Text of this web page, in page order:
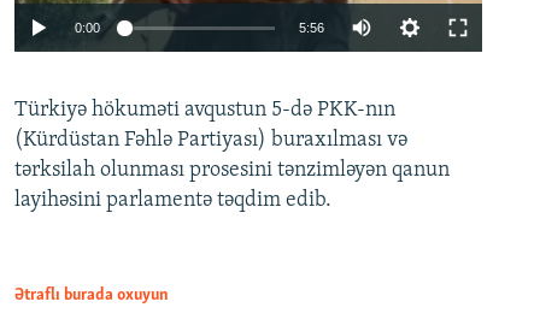
Auto 240p 360p 480p
720p 1080p
0:00 5:56
360p
480p
Türkiyə hökuməti avqustun 5-də PKK-nın
(Kürdüstan Fəhlə Partiyası) buraxılması və
tərksilah olunması prosesini tənzimləyən qanun
layihəsini parlamentə təqdim edib.
Ətraflı burada oxuyun